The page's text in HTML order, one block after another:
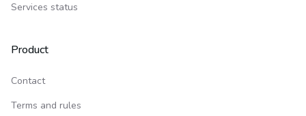
Services status
Product
Contact
Terms and rules